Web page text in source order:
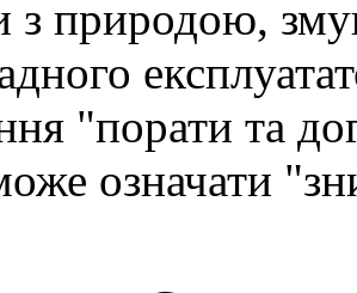
з природою,
"порати та
означати